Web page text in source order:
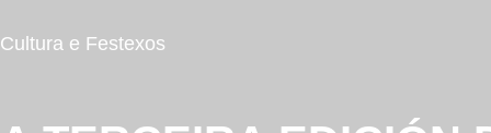
Cultura e Festexos